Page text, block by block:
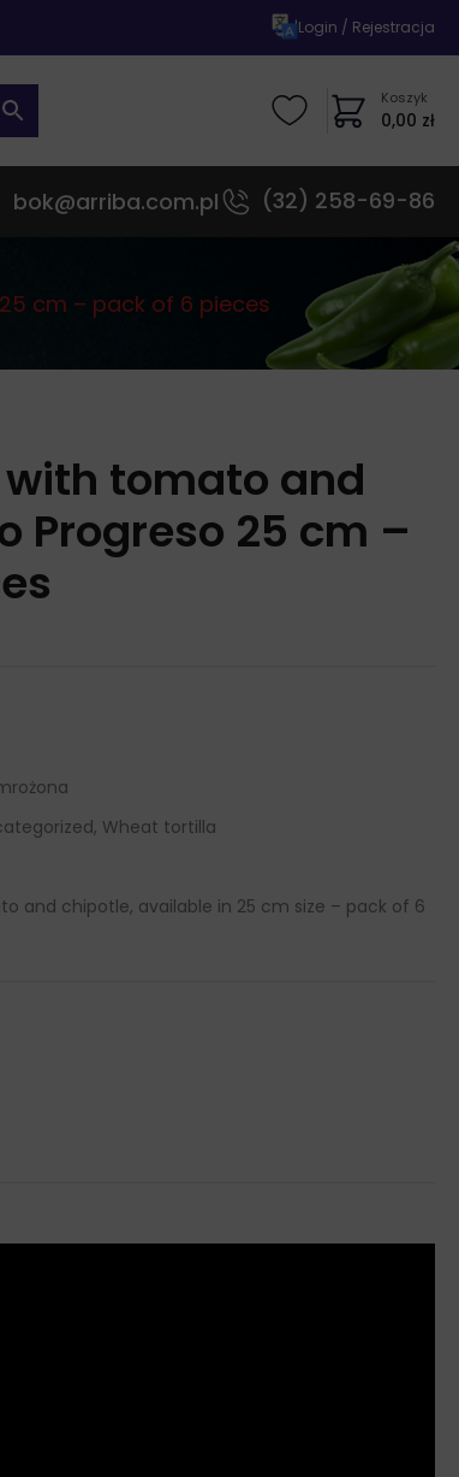
|Login / Rejestracja
Koszyk
0,00 zł
bok@arriba.com.pl (32) 258-69-86
cm – pack of 6 pieces
tomato and
Progreso 25 cm –
Wheat tortilla
and chipotle, available in 25 cm size – pack of 6